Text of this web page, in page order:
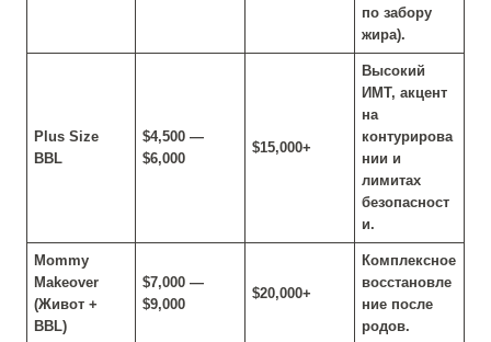
по забору
жира).
Plus Size
BBL
$4,500 —
$6,000
$15,000+
Высокий
ИМТ, акцент
на
контурирова
нии и
лимитах
безопасност
и.
Mommy
Makeover
(Живот +
BBL)
$7,000 —
$9,000
$20,000+
Комплексное
восстановле
ние после
родов.